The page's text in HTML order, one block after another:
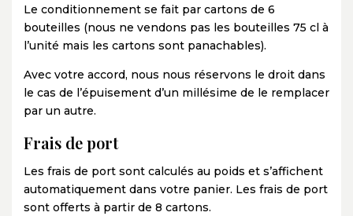
Le conditionnement se fait par cartons de 6
bouteilles (nous ne vendons pas les bouteilles 75 cl à
l’unité mais les cartons sont panachables).
Avec votre accord, nous nous réservons le droit dans
le cas de l’épuisement d’un millésime de le remplacer
par un autre.
Frais de port
Les frais de port sont calculés au poids et s’affichent
automatiquement dans votre panier. Les frais de port
sont offerts à partir de 8 cartons.